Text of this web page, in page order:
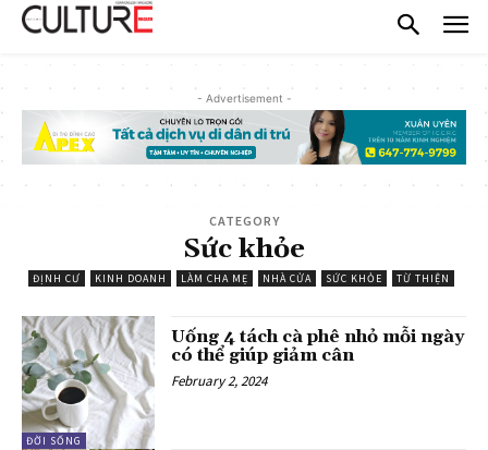
- Advertisement -
CATEGORY
Sức khỏe
ĐỊNH CƯ KINH DOANH LÀM CHA MẸ NHÀ CỬA SỨC KHỎE TỪ THIỆN
ĐỜI SỐNG
Uống 4 tách cà phê nhỏ mỗi ngày
có thể giúp giảm cân
February 2, 2024